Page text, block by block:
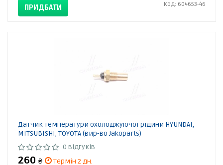
ПРИДБАТИ Код: 604653-46
Датчик температури охолоджуючої рідини HYUNDAI,
MITSUBISHI, TOYOTA (вир-во Jakoparts)
0 відгуків
260 ₴
термін 2 дн.